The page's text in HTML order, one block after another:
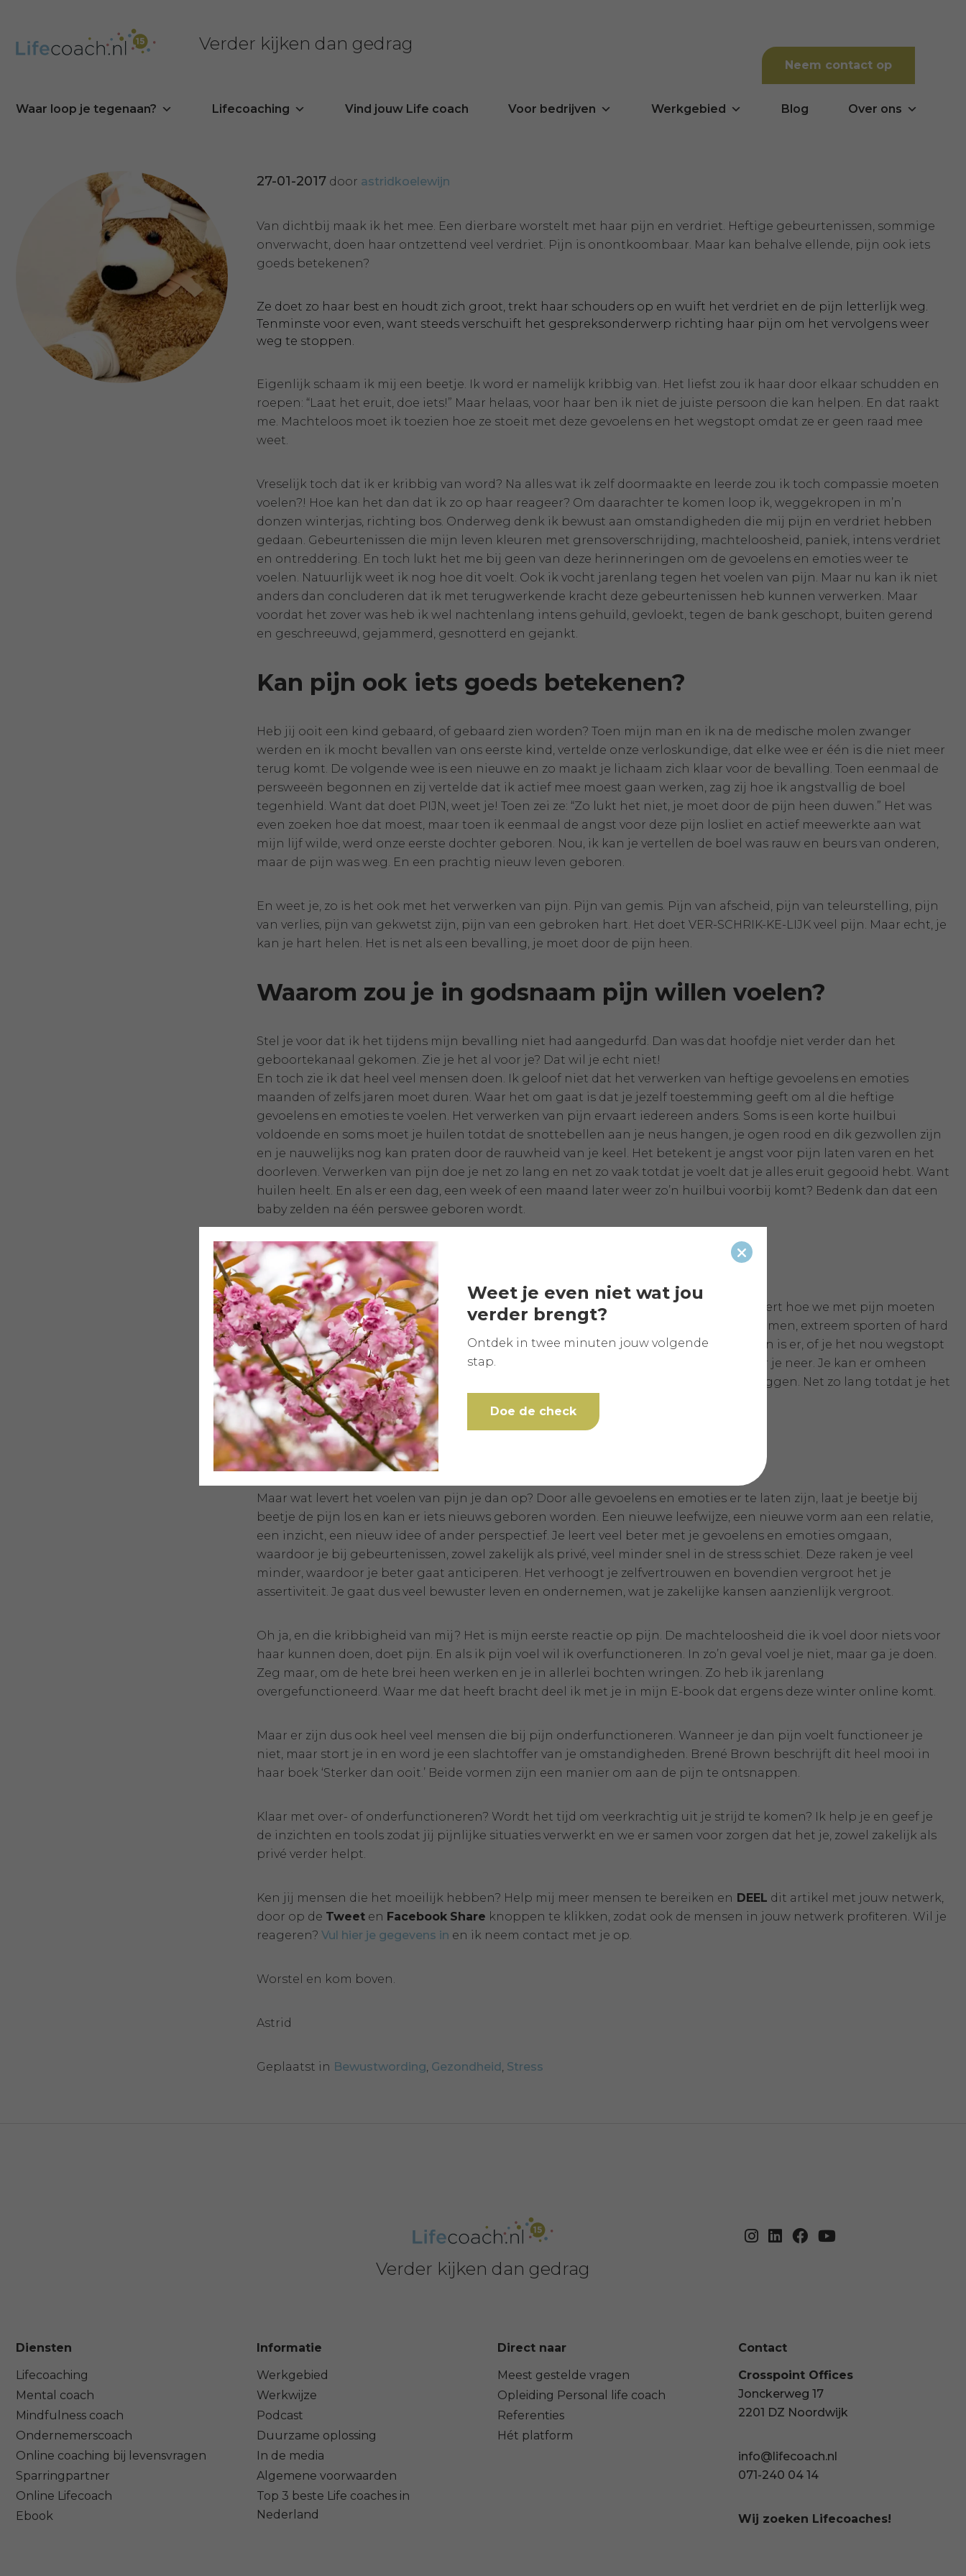
Verder kijken dan gedrag
Neem contact op
Waar loop je tegenaan? Lifecoaching Vind jouw Life coach Voor bedrijven Werkgebied Blog Over ons
27-01-2017door astridkoelewijn
Van dichtbij maak ik het mee. Een dierbare worstelt met haar pijn en verdriet. Heftige gebeurtenissen, sommige
onverwacht, doen haar ontzettend veel verdriet. Pijn is onontkoombaar. Maar kan behalve ellende, pijn ook iets
goeds betekenen?
Ze doet zo haar best en houdt zich groot, trekt haar schouders op en wuift het verdriet en de pijn letterlijk weg.
Tenminste voor even, want steeds verschuift het gespreksonderwerp richting haar pijn om het vervolgens weer
weg te stoppen.
Eigenlijk schaam ik mij een beetje. Ik word er namelijk kribbig van. Het liefst zou ik haar door elkaar schudden en
roepen: “Laat het eruit, doe iets!” Maar helaas, voor haar ben ik niet de juiste persoon die kan helpen. En dat raakt
me. Machteloos moet ik toezien hoe ze stoeit met deze gevoelens en het wegstopt omdat ze er geen raad mee
weet.
Vreselijk toch dat ik er kribbig van word? Na alles wat ik zelf doormaakte en leerde zou ik toch compassie moeten
voelen?! Hoe kan het dan dat ik zo op haar reageer? Om daarachter te komen loop ik, weggekropen in m’n
donzen winterjas, richting bos. Onderweg denk ik bewust aan omstandigheden die mij pijn en verdriet hebben
gedaan. Gebeurtenissen die mijn leven kleuren met grensoverschrijding, machteloosheid, paniek, intens verdriet
en ontreddering. En toch lukt het me bij geen van deze herinneringen om de gevoelens en emoties weer te
voelen. Natuurlijk weet ik nog hoe dit voelt. Ook ik vocht jarenlang tegen het voelen van pijn. Maar nu kan ik niet
anders dan concluderen dat ik met terugwerkende kracht deze gebeurtenissen heb kunnen verwerken. Maar
voordat het zover was heb ik wel nachtenlang intens gehuild, gevloekt, tegen de bank geschopt, buiten gerend
en geschreeuwd, gejammerd, gesnotterd en gejankt.
Kan pijn ook iets goeds betekenen?
Heb jij ooit een kind gebaard, of gebaard zien worden? Toen mijn man en ik na de medische molen zwanger
werden en ik mocht bevallen van ons eerste kind, vertelde onze verloskundige, dat elke wee er één is die niet meer
terug komt. De volgende wee is een nieuwe en zo maakt je lichaam zich klaar voor de bevalling. Toen eenmaal de
persweeën begonnen en zij vertelde dat ik actief mee moest gaan werken, zag zij hoe ik angstvallig de boel
tegenhield. Want dat doet PIJN, weet je! Toen zei ze: “Zo lukt het niet, je moet door de pijn heen duwen.” Het was
even zoeken hoe dat moest, maar toen ik eenmaal de angst voor deze pijn losliet en actief meewerkte aan wat
mijn lijf wilde, werd onze eerste dochter geboren. Nou, ik kan je vertellen de boel was rauw en beurs van onderen,
maar de pijn was weg. En een prachtig nieuw leven geboren.
En weet je, zo is het ook met het verwerken van pijn. Pijn van gemis. Pijn van afscheid, pijn van teleurstelling, pijn
van verlies, pijn van gekwetst zijn, pijn van een gebroken hart. Het doet VER-SCHRIK-KE-LIJK veel pijn. Maar echt, je
kan je hart helen. Het is net als een bevalling, je moet door de pijn heen.
Waarom zou je in godsnaam pijn willen voelen?
Stel je voor dat ik het tijdens mijn bevalling niet had aangedurfd. Dan was dat hoofdje niet verder dan het
geboortekanaal gekomen. Zie je het al voor je? Dat wil je echt niet!
En toch zie ik dat heel veel mensen doen. Ik geloof niet dat het verwerken van heftige gevoelens en emoties
maanden of zelfs jaren moet duren. Waar het om gaat is dat je jezelf toestemming geeft om al die heftige
gevoelens en emoties te voelen. Het verwerken van pijn ervaart iedereen anders. Soms is een korte huilbui
voldoende en soms moet je huilen totdat de snottebellen aan je neus hangen, je ogen rood en dik gezwollen zijn
en je nauwelijks nog kan praten door de rauwheid van je keel. Het betekent je angst voor pijn laten varen en het
doorleven. Verwerken van pijn doe je net zo lang en net zo vaak totdat je voelt dat je alles eruit gegooid hebt. Want
huilen heelt. En als er een dag, een week of een maand later weer zo’n huilbui voorbij komt? Bedenk dan dat een
baby zelden na één perswee geboren wordt.
Voor jou
Niemand wil pijn voelen, maar pijn is onontkoombaar. Jammer genoeg zijn we verleert hoe we met pijn moeten
dealen. Daarom vluchten sommige in verslavingen, en andere zoeken afleiding in gamen, extreem sporten of hard
werken. Vaak in de overtuiging dat als je er niet over praat dan is het er niet. Maar pijn is er, of je het nou wegstopt
of niet. Ooit zei een vriendinnetje tegen mij: “Steeds legt een Engeltje een steen voor je neer. Je kan er omheen
gaan of overheen stappen, maar steeds zal dit Engeltje dezelfde steen voor je neerleggen. Net zo lang totdat je het
oppakt en weggooit.” En zo is het.
Wat pijn je oplevert
Maar wat levert het voelen van pijn je dan op? Door alle gevoelens en emoties er te laten zijn, laat je beetje bij
beetje de pijn los en kan er iets nieuws geboren worden. Een nieuwe leefwijze, een nieuwe vorm aan een relatie,
een inzicht, een nieuw idee of ander perspectief. Je leert veel beter met je gevoelens en emoties omgaan,
waardoor je bij gebeurtenissen, zowel zakelijk als privé, veel minder snel in de stress schiet. Deze raken je veel
minder, waardoor je beter gaat anticiperen. Het verhoogt je zelfvertrouwen en bovendien vergroot het je
assertiviteit. Je gaat dus veel bewuster leven en ondernemen, wat je zakelijke kansen aanzienlijk vergroot.
Oh ja, en die kribbigheid van mij? Het is mijn eerste reactie op pijn. De machteloosheid die ik voel door niets voor
haar kunnen doen, doet pijn. En als ik pijn voel wil ik overfunctioneren. In zo’n geval voel je niet, maar ga je doen.
Zeg maar, om de hete brei heen werken en je in allerlei bochten wringen. Zo heb ik jarenlang
overgefunctioneerd. Waar me dat heeft bracht deel ik met je in mijn E-book dat ergens deze winter online komt.
Maar er zijn dus ook heel veel mensen die bij pijn onderfunctioneren. Wanneer je dan pijn voelt functioneer je
niet, maar stort je in en word je een slachtoffer van je omstandigheden. Brené Brown beschrijft dit heel mooi in
haar boek ‘Sterker dan ooit.’ Beide vormen zijn een manier om aan de pijn te ontsnappen.
Klaar met over- of onderfunctioneren? Wordt het tijd om veerkrachtig uit je strijd te komen? Ik help je en geef je
de inzichten en tools zodat jij pijnlijke situaties verwerkt en we er samen voor zorgen dat het je, zowel zakelijk als
privé verder helpt.
Ken jij mensen die het moeilijk hebben? Help mij meer mensen te bereiken en DEEL dit artikel met jouw netwerk,
door op de Tweeten Facebook Share knoppen te klikken, zodat ook de mensen in jouw netwerk profiteren. Wil je
reageren? Vul hier je gegevens in en ik neem contact met je op.
Worstel en kom boven.
Astrid
Geplaatst in Bewustwording, Gezondheid, Stress
Verder kijken dan gedrag
Diensten
Lifecoaching
Mental coach
Mindfulness coach
Ondernemerscoach
Online coaching bij levensvragen
Sparringpartner
Online Lifecoach
Ebook
Informatie
Werkgebied
Werkwijze
Podcast
Duurzame oplossing
In de media
Algemene voorwaarden
Top 3 beste Life coaches in
Nederland
Direct naar
Meest gestelde vragen
Opleiding Personal life coach
Referenties
Hét platform
Contact
Crosspoint Offices
Jonckerweg 17
2201 DZ Noordwijk
info@lifecoach.nl
071-240 04 14
Wij zoeken Lifecoaches!
Sluiten
Weet je even niet wat jou
verder brengt?
Ontdek in twee minuten jouw volgende
stap.
Doe de check